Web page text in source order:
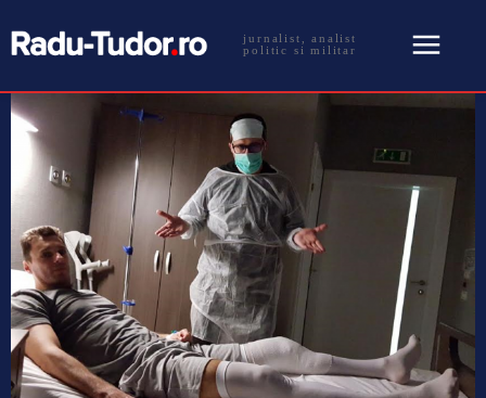
jurnalist, analist
politic si militar